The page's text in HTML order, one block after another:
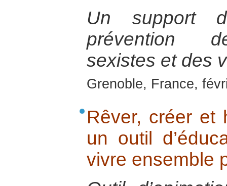
Un support
prévention
sexistes et des
Grenoble, France,
Rêver, créer et
un outil
vivre ensemble